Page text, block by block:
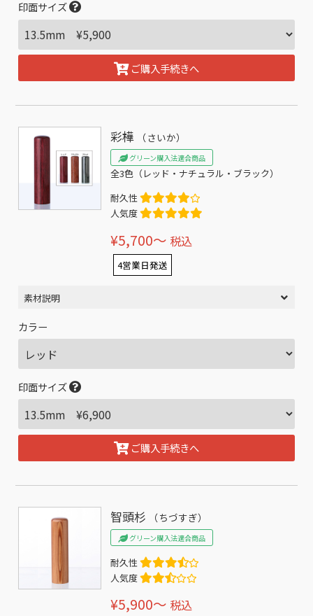
印面サイズ
ご購入手続きへ
彩樺 （さいか）
グリーン購入法適合商品
全3色（レッド・ナチュラル・ブラック）
耐久性
人気度
¥5,700〜 税込
4営業日発送
素材説明
カラー
印面サイズ
ご購入手続きへ
智頭杉 （ちづすぎ）
グリーン購入法適合商品
耐久性
人気度
¥5,900〜 税込